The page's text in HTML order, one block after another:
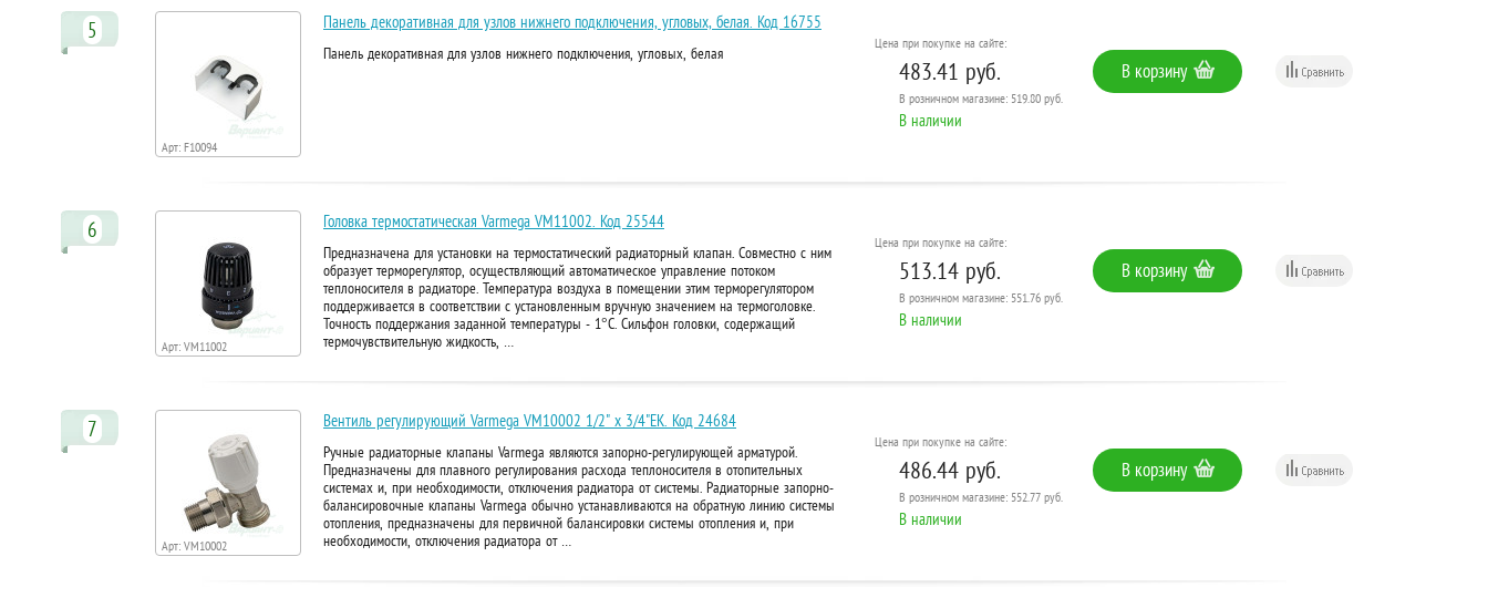
5
Арт: F10094
Панель декоративная для узлов нижнего подключения, угловых, белая. Код 16755
Панель декоративная для узлов нижнего подключения, угловых, белая
Цена при покупке на сайте:
483.41 руб.
В розничном магазине: 519.80 руб.
В наличии
В корзину
6
Арт: VM11002
Головка термостатическая Varmega VM11002. Код 25544
Предназначена для установки на термостатический радиаторный клапан. Совместно с ним
образует терморегулятор, осуществляющий автоматическое управление потоком
теплоносителя в радиаторе. Температура воздуха в помещении этим терморегулятором
поддерживается в соответствии с установленным вручную значением на термоголовке.
Точность поддержания заданной температуры - 1°С. Сильфон головки, содержащий
термочувствительную жидкость, …
Цена при покупке на сайте:
513.14 руб.
В розничном магазине: 551.76 руб.
В наличии
В корзину
7
Арт: VM10002
Вентиль регулирующий Varmega VM10002 1/2" x 3/4"EK. Код 24684
Ручные радиаторные клапаны Varmega являются запорно-регулирующей арматурой.
Предназначены для плавного регулирования расхода теплоносителя в отопительных
системах и, при необходимости, отключения радиатора от системы. Радиаторные запорно-
балансировочные клапаны Varmega обычно устанавливаются на обратную линию системы
отопления, предназначены для первичной балансировки системы отопления и, при
необходимости, отключения радиатора от …
Цена при покупке на сайте:
486.44 руб.
В розничном магазине: 552.77 руб.
В наличии
В корзину